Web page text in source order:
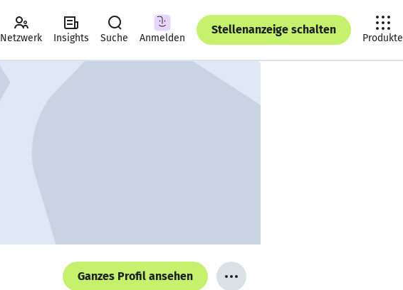
Netzwerk Insights Suche Anmelden
Stellenanzeige schalten
Produkte
Ganzes Profil ansehen